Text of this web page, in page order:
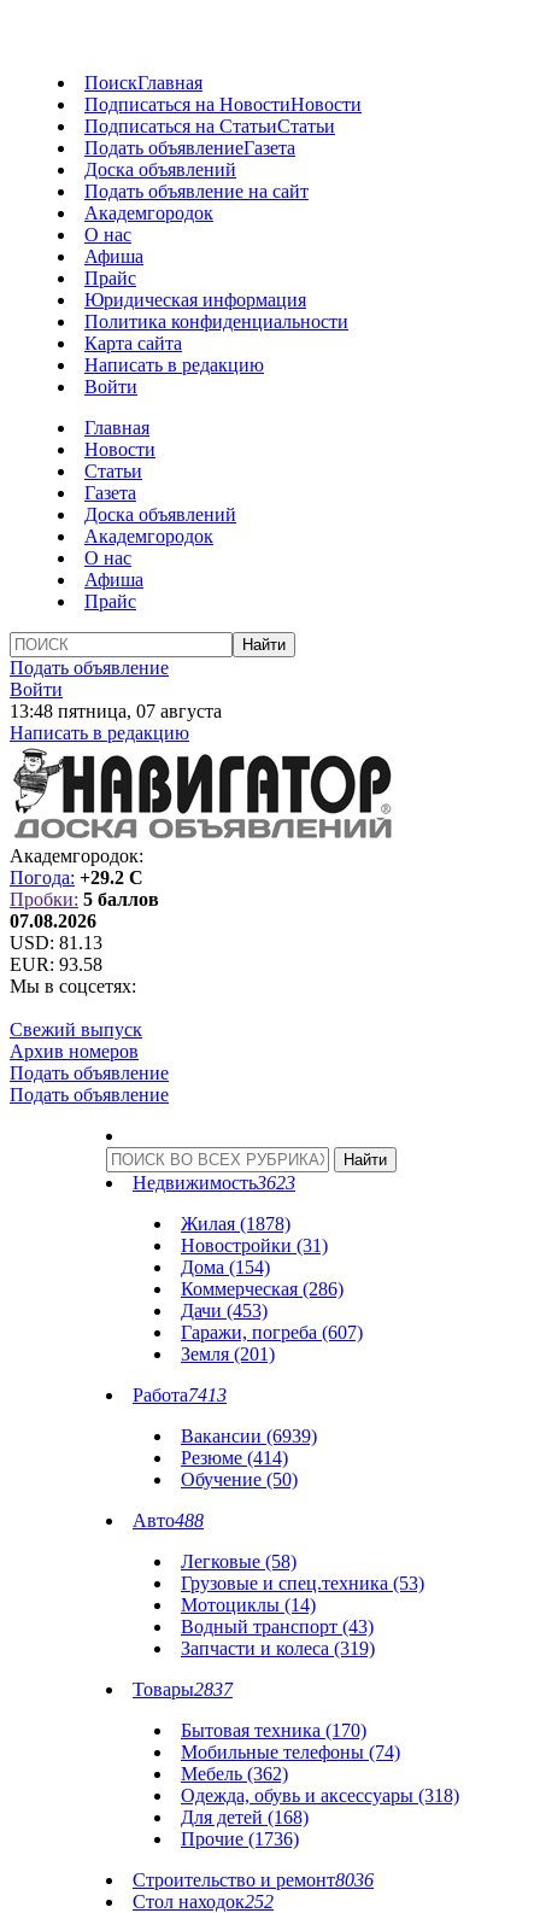
ПоискГлавная
Подписаться на НовостиНовости
Подписаться на СтатьиСтатьи
Подать объявлениеГазета
Доска объявлений
Подать объявление на сайт
Академгородок
О нас
Афиша
Прайс
Юридическая информация
Политика конфиденциальности
Карта сайта
Написать в редакцию
Войти
Главная
Новости
Статьи
Газета
Доска объявлений
Академгородок
О нас
Афиша
Прайс
Подать объявление
Войти
13:48 пятница, 07 августа
Написать в редакцию
Академгородок:
Погода: +29.2 C
Пробки: 5 баллов
07.08.2026
USD: 81.13
EUR: 93.58
Мы в соцсетях:
Свежий выпуск
Архив номеров
Подать объявление
Подать объявление
Недвижимость3623
Жилая (1878)
Новостройки (31)
Дома (154)
Коммерческая (286)
Дачи (453)
Гаражи, погреба (607)
Земля (201)
Работа7413
Вакансии (6939)
Резюме (414)
Обучение (50)
Авто488
Легковые (58)
Грузовые и спец.техника (53)
Мотоциклы (14)
Водный транспорт (43)
Запчасти и колеса (319)
Товары2837
Бытовая техника (170)
Мобильные телефоны (74)
Мебель (362)
Одежда, обувь и аксессуары (318)
Для детей (168)
Прочие (1736)
Строительство и ремонт8036
Стол находок252